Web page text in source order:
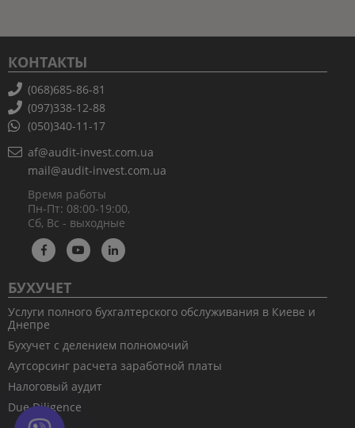
КОНТАКТЫ
(068)685-86-81
(097)338-12-88
(050)340-11-17
af@audit-invest.com.ua
mail@audit-invest.com.ua
Время работы
Пн-Пт: 08:00-19:00,
Сб, Вс - выходные
БУХУЧЕТ
Услуги полного бухгалтерского обслуживания в Киеве и
Днепре
Бухучет с делением полномочий
Аутсорсинг расчета заработной платы
Налоговый аудит
Due Diligence